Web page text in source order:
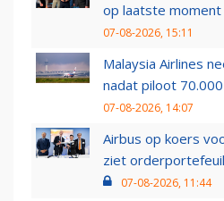
op laatste moment
07-08-2026, 15:11
Malaysia Airlines
nadat piloot
07-08-2026, 14:07
Airbus op koers
ziet
07-08-2026, 11:44